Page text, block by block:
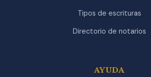
Tipos de escrituras
Directorio de notarios
AYUDA